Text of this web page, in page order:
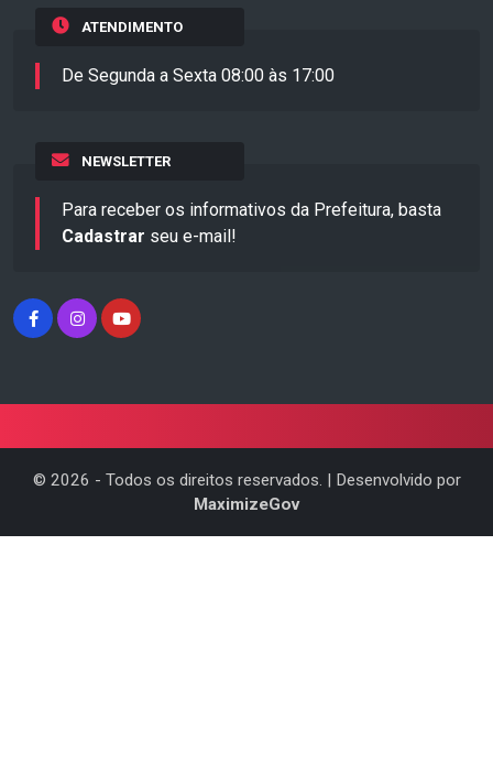
ATENDIMENTO
De Segunda a Sexta 08:00 às 17:00
NEWSLETTER
Para receber os informativos da Prefeitura, basta
Cadastrar seu e-mail!
© 2026 - Todos os direitos reservados. | Desenvolvido por
MaximizeGov